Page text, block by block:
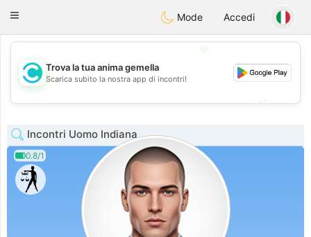
olombiaCitas
Toggle
Mode Accedi
💖
Trova la tua anima gemella
Scarica subito la nostra app di incontri!
Incontri Uomo Indiana
0.8/1